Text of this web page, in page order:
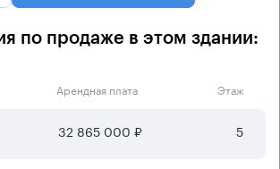
по продаже в этом здании:
Арендная плата Этаж
32 865 000 ₽ 5